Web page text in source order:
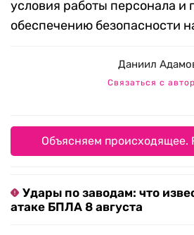
условия работы персонала и
обеспечению безопасности
Даниил
Связаться с
Объясняем происходящее.
Удары по заводам: что
атаке БПЛА 8 августа